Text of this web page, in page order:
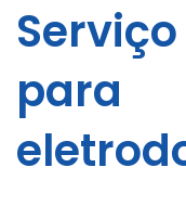
para